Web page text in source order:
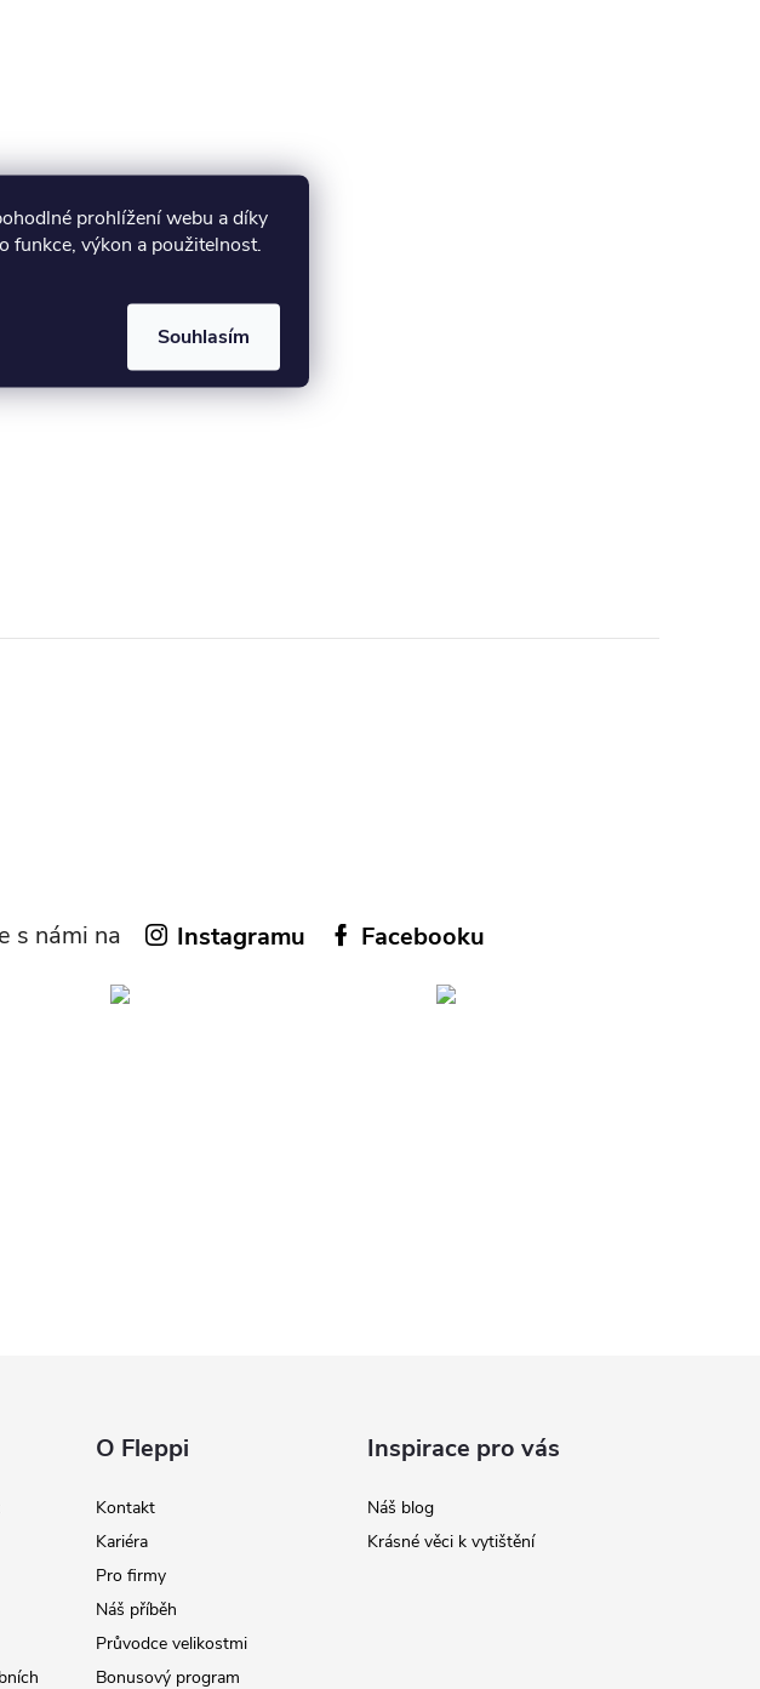
prohlížení webu a díky
funkce, výkon a použitelnost.
Souhlasím
s námi na Instagramu Facebooku
O Fleppi
Kontakt
Kariéra
Pro firmy
Náš příběh
Průvodce velikostmi
Bonusový program
Inspirace pro vás
Náš blog
Krásné věci k vytištění